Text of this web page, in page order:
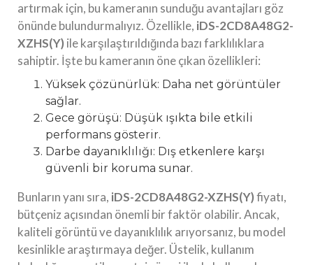
artırmak için, bu kameranın sunduğu avantajları göz
önünde bulundurmalıyız. Özellikle, iDS-2CD8A48G2-
XZHS(Y) ile karşılaştırıldığında bazı farklılıklara
sahiptir. İşte bu kameranın öne çıkan özellikleri:
Yüksek çözünürlük: Daha net görüntüler
sağlar.
Gece görüşü: Düşük ışıkta bile etkili
performans gösterir.
Darbe dayanıklılığı: Dış etkenlere karşı
güvenli bir koruma sunar.
Bunların yanı sıra, iDS-2CD8A48G2-XZHS(Y)fiyatı,
bütçeniz açısından önemli bir faktör olabilir. Ancak,
kaliteli görüntü ve dayanıklılık arıyorsanız, bu model
kesinlikle araştırmaya değer. Üstelik, kullanım